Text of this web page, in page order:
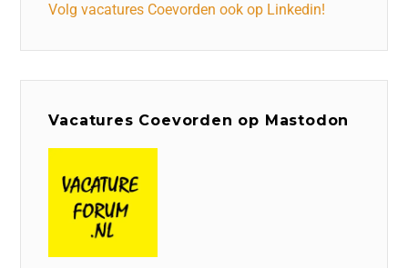
Volg vacatures Coevorden ook op Linkedin!
Vacatures Coevorden op Mastodon